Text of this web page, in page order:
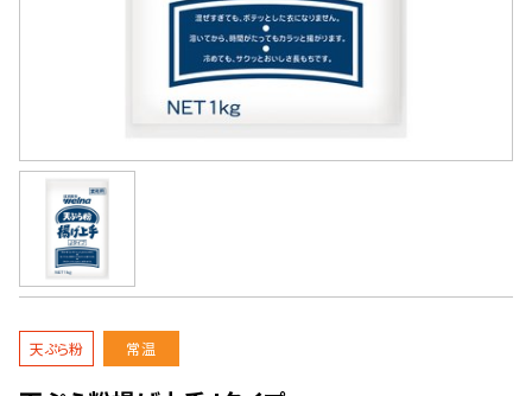
天ぷら粉 常温